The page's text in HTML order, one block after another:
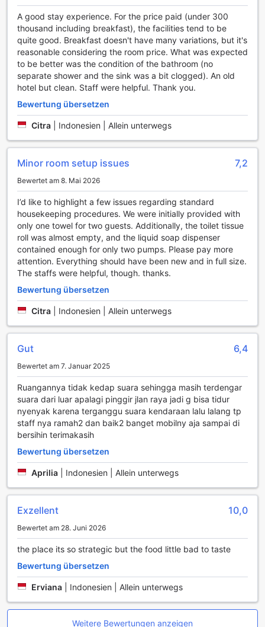
Darüber hinaus können Sie die praktischen Shuttle-
Services nutzen, die Sie bequem zu beliebten
Sehenswürdigkeiten und Attraktionen der Stadt bringen.
Für Reisende, die die Umgebung auf eigene Faust
erkunden möchten, steht ein umfassender
Mietwagenservice zur Verfügung, der es Ihnen ermöglicht,
die Freiheit zu genießen, die Schönheiten von Surakarta in
Ihrem eigenen Tempo zu entdecken.
Zusätzlich zu diesen Annehmlichkeiten bietet das Hotel
auch einen kostenlosen Parkplatz vor Ort, der für
Selbstfahrer ideal ist. Die Möglichkeit zur Selbstparkierung
Sicherheit Ihres Fahrzeugs machen müssen. Für diejenigen,
die lieber öffentliche Verkehrsmittel nutzen, steht ein
zuverlässiger Taxi-Service zur Verfügung, der Sie schnell
und bequem zu Ihrem gewünschten Ziel bringt. Mit all
der perfekte Ausgangspunkt für Ihre Erkundungstouren in
Surakarta.
Zimmerausstattung im Amrani Syariah Hotel
Im Amrani Syariah Hotel in Surakarta erleben Sie eine
harmonische Kombination aus Komfort und Stil in jedem
Zimmer. Jedes Zimmer ist mit einer modernen Klimaanlage
ausgestattet, die dafür sorgt, dass Sie sich auch an den
heißesten Tagen wohlfühlen. Genießen Sie entspannende
Abende vor dem Fernseher, der über Satelliten- und Kabel-
in bester Qualität ansehen können.
Zusätzlich zu den Annehmlichkeiten im Inneren der Zimmer,
Unterkünfte einen atemberaubenden Blick auf die
Umgebung. Für Kaffeeliebhaber steht eine eigene Kaffee-
und Teemaschine bereit, während Sie sich an kostenlosem,
abgefülltem Wasser bedienen können. Die Badezimmer
sind mit hochwertigen Toilettenartikeln ausgestattet, und
angenehmes und hygienisches Ambiente während Ihres
Aufenthalts.
Kulinarische Erlebnisse im Amrani Syariah Hotel
Das Amrani Syariah Hotel in Surakarta bietet seinen Gästen
ein unvergessliches kulinarisches Erlebnis, das sowohl
Vielfalt als auch Qualität vereint. Das hoteleigene
Restaurant serviert eine breite Palette an köstlichen
Gerichten, die sowohl lokale als auch internationale Küche
umfassen. Besonders hervorzuheben ist das Halal-
Angebot, das sicherstellt, dass alle Speisen den
eine ideale Wahl für alle Gäste darstellt, die Wert auf eine
halal-konforme Ernährung legen.
A good stay experience. For the price paid (under 300
thousand including breakfast), the facilities tend to be
quite good. Breakfast doesn't have many variations, but it's
reasonable considering the room price. What was expected
to be better was the condition of the bathroom (no
separate shower and the sink was a bit clogged). An old
hotel but clean. Staff were helpful. Thank you.
Bewertung übersetzen
Citra Indonesien | Allein unterwegs
Minor room setup issues 7,2
Bewertet am 8. Mai 2026
I’d like to highlight a few issues regarding standard
housekeeping procedures. We were initially provided with
only one towel for two guests. Additionally, the toilet tissue
roll was almost empty, and the liquid soap dispenser
contained enough for only two pumps. Please pay more
attention. Everything should have been new and in full size.
The staffs were helpful, though. thanks.
Bewertung übersetzen
Citra Indonesien | Allein unterwegs
Gut 6,4
Bewertet am 7. Januar 2025
Ruangannya tidak kedap suara sehingga masih terdengar
suara dari luar apalagi pinggir jlan raya jadi g bisa tidur
nyenyak karena terganggu suara kendaraan lalu lalang tp
staff nya ramah2 dan baik2 banget mobilny aja sampai di
bersihin terimakasih
Bewertung übersetzen
Aprilia Indonesien | Allein unterwegs
Exzellent 10,0
Bewertet am 28. Juni 2026
the place its so strategic but the food little bad to taste
Bewertung übersetzen
Erviana Indonesien | Allein unterwegs
Weitere Bewertungen anzeigen